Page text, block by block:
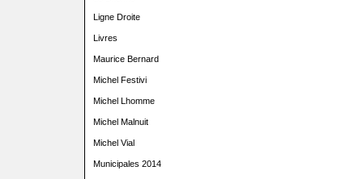
Ligne Droite
Livres
Maurice Bernard
Michel Festivi
Michel Lhomme
Michel Malnuit
Michel Vial
Municipales 2014